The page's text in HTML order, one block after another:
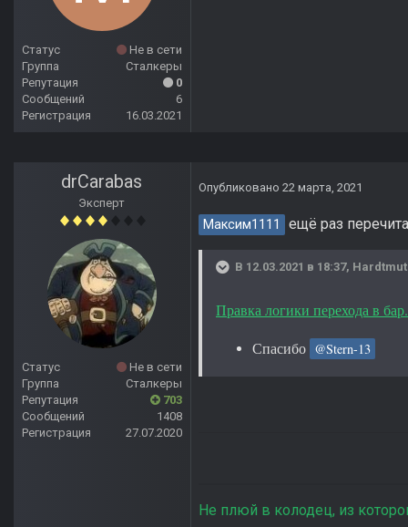
Статус
Не в сети
Группа
Сталкеры
Репутация
0
Сообщений
6
Регистрация
16.03.2021
drCarabas
Эксперт
Статус
Не в сети
Группа
Сталкеры
Репутация
703
Сообщений
1408
Регистрация
27.07.2020
Опубликовано 22 марта, 2021
Максим1111 ещё раз
В 12.03.2021 в 18:37,
Правка логики перехода в
Спасибо @Stern-13
Не плюй в колодец, из